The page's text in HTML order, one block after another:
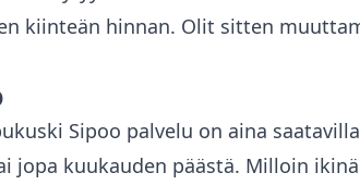
kiinteän hinnan. Olit sitten
Sipoo palvelu on aina
jopa kuukauden päästä. Milloin